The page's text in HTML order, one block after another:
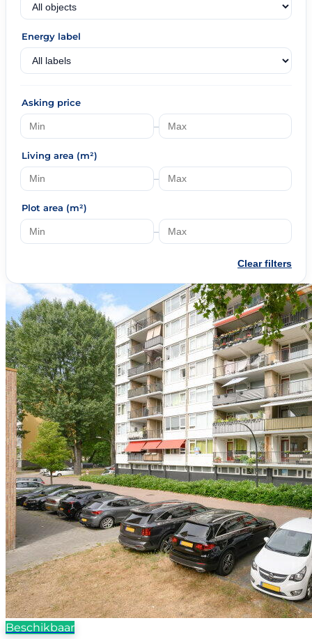
Energy label
Asking price
–
Living area (m²)
–
Plot area (m²)
–
Clear filters
Beschikbaar